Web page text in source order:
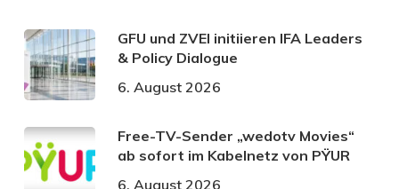
GFU und ZVEI initiieren IFA Leaders
& Policy Dialogue
6. August 2026
Free-TV-Sender „wedotv Movies“
ab sofort im Kabelnetz von PŸUR
6. August 2026